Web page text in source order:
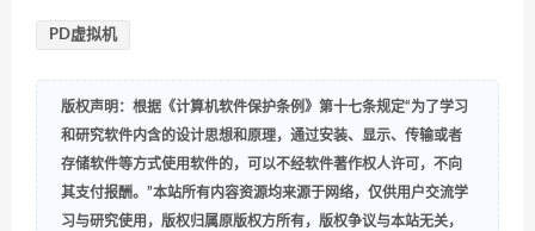
PD虚拟机
版权声明：根据《计算机软件保护条例》第十七条规定“为了学习
和研究软件内含的设计思想和原理，通过安装、显示、传输或者
存储软件等方式使用软件的，可以不经软件著作权人许可，不向
其支付报酬。”本站所有内容资源均来源于网络，仅供用户交流学
习与研究使用，版权归属原版权方所有，版权争议与本站无关，